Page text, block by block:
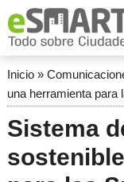
Inicio»
una herramienta para
Sistema